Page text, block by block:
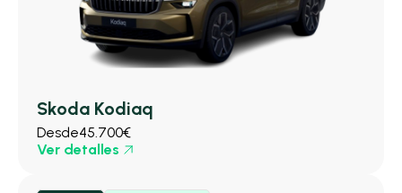
Skoda Kodiaq
Desde45.700€
Ver detalles